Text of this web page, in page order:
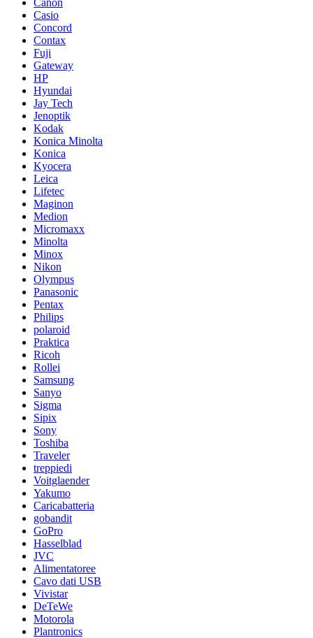
Canon
Casio
Concord
Contax
Fuji
Gateway
HP
Hyundai
Jay Tech
Jenoptik
Kodak
Konica Minolta
Konica
Kyocera
Leica
Lifetec
Maginon
Medion
Micromaxx
Minolta
Minox
Nikon
Olympus
Panasonic
Pentax
Philips
polaroid
Praktica
Ricoh
Rollei
Samsung
Sanyo
Sigma
Sipix
Sony
Toshiba
Traveler
treppiedi
Voitglaender
Yakumo
Caricabatteria
gobandit
GoPro
Hasselblad
JVC
Alimentatoree
Cavo dati USB
Vivistar
DeTeWe
Motorola
Plantronics